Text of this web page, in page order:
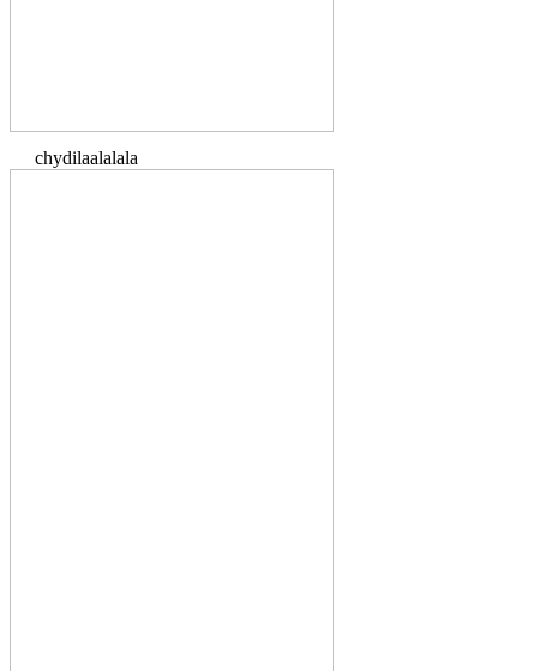
chydilaalalala